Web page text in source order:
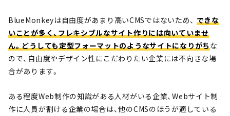
BlueMonkeyは自由度があまり高いCMSではないため、 できな
いことが多く、フレキシブルなサイト作りには向いていませ
ん。どうしても定型フォーマットのようなサイトになりがちな
ので、自由度やデザイン性にこだわりたい企業には不向きな場
合があります。
ある程度Web制作の知識がある人材がいる企業、Webサイト制
作に人員が割ける企業の場合は、他のCMSのほうが適している